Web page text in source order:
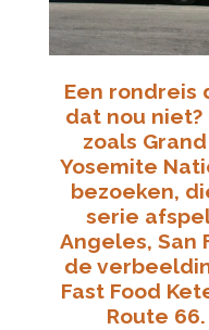
Een rondreis
dat nou
zoals
Yosemite
bezoeken,
serie
Angeles, San
de
Fast Food
Route